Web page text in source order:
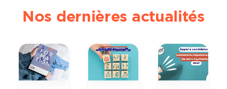
Nos dernières actualités